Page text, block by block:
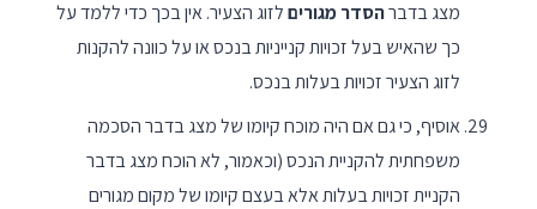
מצג בדברהסדר מגוריםלזוג הצעיר. אין בכך כדי ללמד על
כך שהאיש בעל זכויות קנייניות בנכס או על כוונה להקנות
לזוג הצעיר זכויות בעלות בנכס.
אוסיף, כי גם אם היה מוכח קיומו של מצג בדבר הסכמה
משפחתית להקניית הנכס (וכאמור, לא הוכח מצג בדבר
הקניית זכויות בעלות אלא בעצם קיומו של מקום מגורים